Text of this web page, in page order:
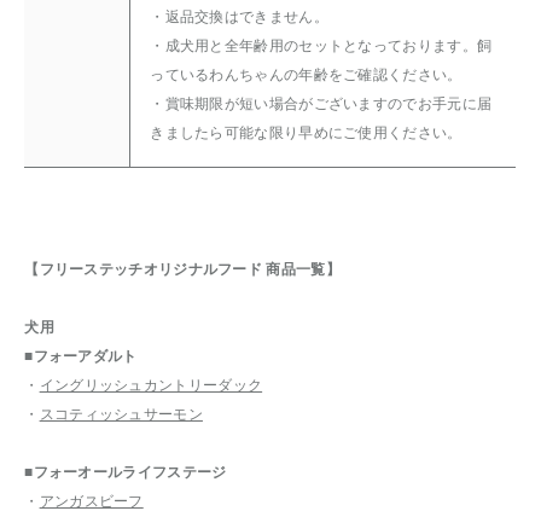
・返品交換はできません。
・成犬用と全年齢用のセットとなっております。飼
っているわんちゃんの年齢をご確認ください。
・賞味期限が短い場合がございますのでお手元に届
きましたら可能な限り早めにご使用ください。
【フリーステッチオリジナルフード 商品一覧】
犬用
■フォーアダルト
・ イングリッシュカントリーダック
・ スコティッシュサーモン
■フォーオールライフステージ
・ アンガスビーフ